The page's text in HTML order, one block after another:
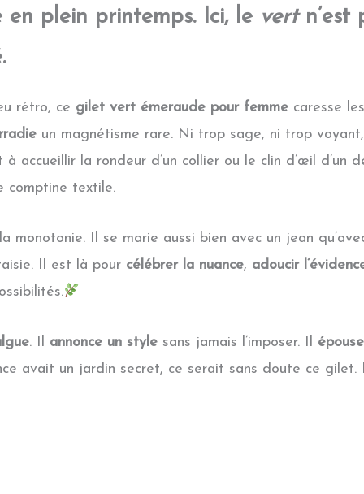
plein printemps. Ici, le vertn’est
rétro, ce gilet vert émeraude pour femme caresse
un magnétisme rare. Ni trop sage, ni trop
accueillir la rondeur d’un collier ou le clin d’œil d’un
comptine textile.
monotonie. Il se marie aussi bien avec un jean
Il est là pour célébrer la nuance, adoucir
. Il annonce un style sans jamais l’imposer. Il épouse
avait un jardin secret, ce serait sans doute ce gilet.